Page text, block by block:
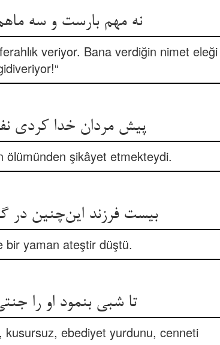
نه مهم بارست و سه
veriyor. Bana verdiğin nimet eleği
پیش مردان خدا کردی
ölümünden şikâyet etmekteydi.
بیست فرزند این‌چنین در
bir yaman ateştir düştü.
تا شبی بنمود او را
kusursuz, ebediyet yurdunu, cenneti